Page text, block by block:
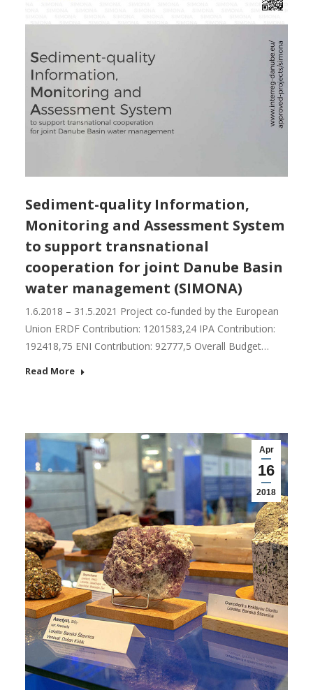
Sediment-quality Information,
Monitoring and Assessment System
to support transnational
cooperation for joint Danube Basin
water management (SIMONA)
1.6.2018 – 31.5.2021 Project co-funded by the European
Union ERDF Contribution: 1201583,24 IPA Contribution:
192418,75 ENI Contribution: 92777,5 Overall Budget…
Read More
Apr
16
2018